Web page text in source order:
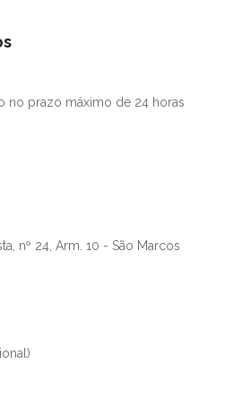
no prazo máximo de 24 horas
nº 24, Arm. 10 - São Marcos